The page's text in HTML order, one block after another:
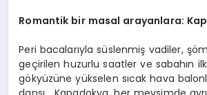
Romantik bir masal arayanlara:
Peri bacalarıyla süslenmiş vadiler,
geçirilen huzurlu saatler ve sabahın ilk
gökyüzüne yükselen sıcak hava